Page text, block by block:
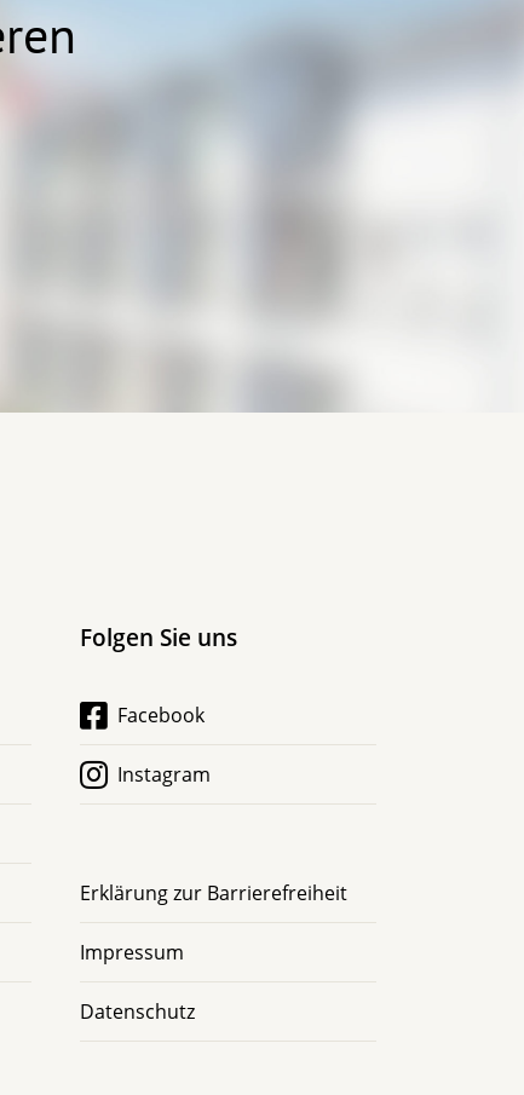
Folgen Sie uns
Facebook
Instagram
Erklärung zur Barrierefreiheit
Impressum
Datenschutz